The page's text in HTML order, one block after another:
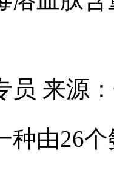
员 来源
种由26